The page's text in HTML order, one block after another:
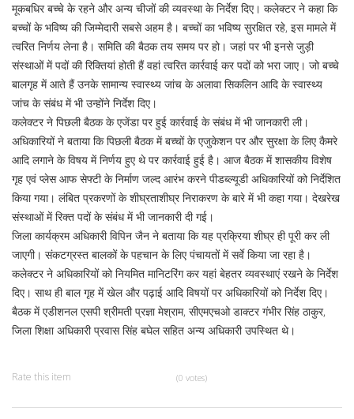
मूकबधिर बच्चे के रहने और अन्य चीजों की व्यवस्था के निर्देश दिए। कलेक्टर ने कहा कि
बच्चों के भविष्य की जिम्मेदारी सबसे अहम है। बच्चों का भविष्य सुरक्षित रहे, इस मामले में
त्वरित निर्णय लेना है। समिति की बैठक तय समय पर हो। जहां पर भी इनसे जुड़ी
संस्थाओं में पदों की रिक्तियां होती हैं वहां त्वरित कार्रवाई कर पदों को भरा जाए। जो बच्चे
बालगृह में आते हैं उनके सामान्य स्वास्थ्य जांच के अलावा सिकलिन आदि के स्वास्थ्य
जांच के संबंध में भी उन्होंने निर्देश दिए।
कलेक्टर ने पिछली बैठक के एजेंडा पर हुई कार्रवाई के संबंध में भी जानकारी ली।
अधिकारियों ने बताया कि पिछली बैठक में बच्चों के एजुकेशन पर और सुरक्षा के लिए कैमरे
आदि लगाने के विषय में निर्णय हुए थे पर कार्रवाई हुई है। आज बैठक में शासकीय विशेष
गृह एवं प्लेस आफ सेफ्टी के निर्माण जल्द आरंभ करने पीडब्ल्यूडी अधिकारियों को निर्देशित
किया गया। लंबित प्रकरणों के शीघ्रताशीघ्र निराकरण के बारे में भी कहा गया। देखरेख
संस्थाओं में रिक्त पदों के संबंध में भी जानकारी दी गई।
जिला कार्यक्रम अधिकारी विपिन जैन ने बताया कि यह प्रक्रिया शीघ्र ही पूरी कर ली
जाएगी। संकटग्रस्त बालकों के पहचान के लिए पंचायतों में सर्वे किया जा रहा है।
कलेक्टर ने अधिकारियों को नियमित मानिटरिंग कर यहां बेहतर व्यवस्थाएं रखने के निर्देश
दिए। साथ ही बाल गृह में खेल और पढ़ाई आदि विषयों पर अधिकारियों को निर्देश दिए।
बैठक में एडीशनल एसपी श्रीमती प्रज्ञा मेश्राम, सीएमएचओ डाक्टर गंभीर सिंह ठाकुर,
जिला शिक्षा अधिकारी प्रवास सिंह बघेल सहित अन्य अधिकारी उपस्थित थे।
Rate this item (0 votes)